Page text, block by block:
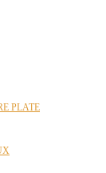
PLATE